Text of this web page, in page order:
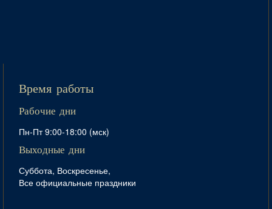
Время работы
Рабочие дни
Пн-Пт 9:00-18:00 (мск)
Выходные дни
Суббота, Воскресенье,
Все официальные праздники